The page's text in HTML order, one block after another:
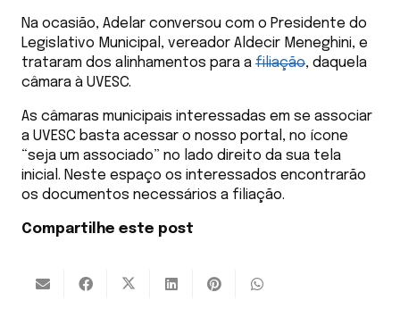
Na ocasião, Adelar conversou com o Presidente do
Legislativo Municipal, vereador Aldecir Meneghini, e
trataram dos alinhamentos para a filiação, daquela
câmara à UVESC.
As câmaras municipais interessadas em se associar
a UVESC basta acessar o nosso portal, no ícone
“seja um associado” no lado direito da sua tela
inicial. Neste espaço os interessados encontrarão
os documentos necessários a filiação.
Compartilhe este post